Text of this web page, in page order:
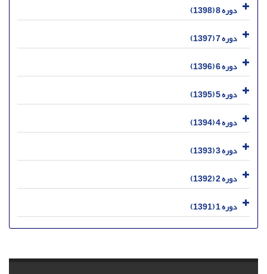
دوره 8 (1398)
دوره 7 (1397)
دوره 6 (1396)
دوره 5 (1395)
دوره 4 (1394)
دوره 3 (1393)
دوره 2 (1392)
دوره 1 (1391)